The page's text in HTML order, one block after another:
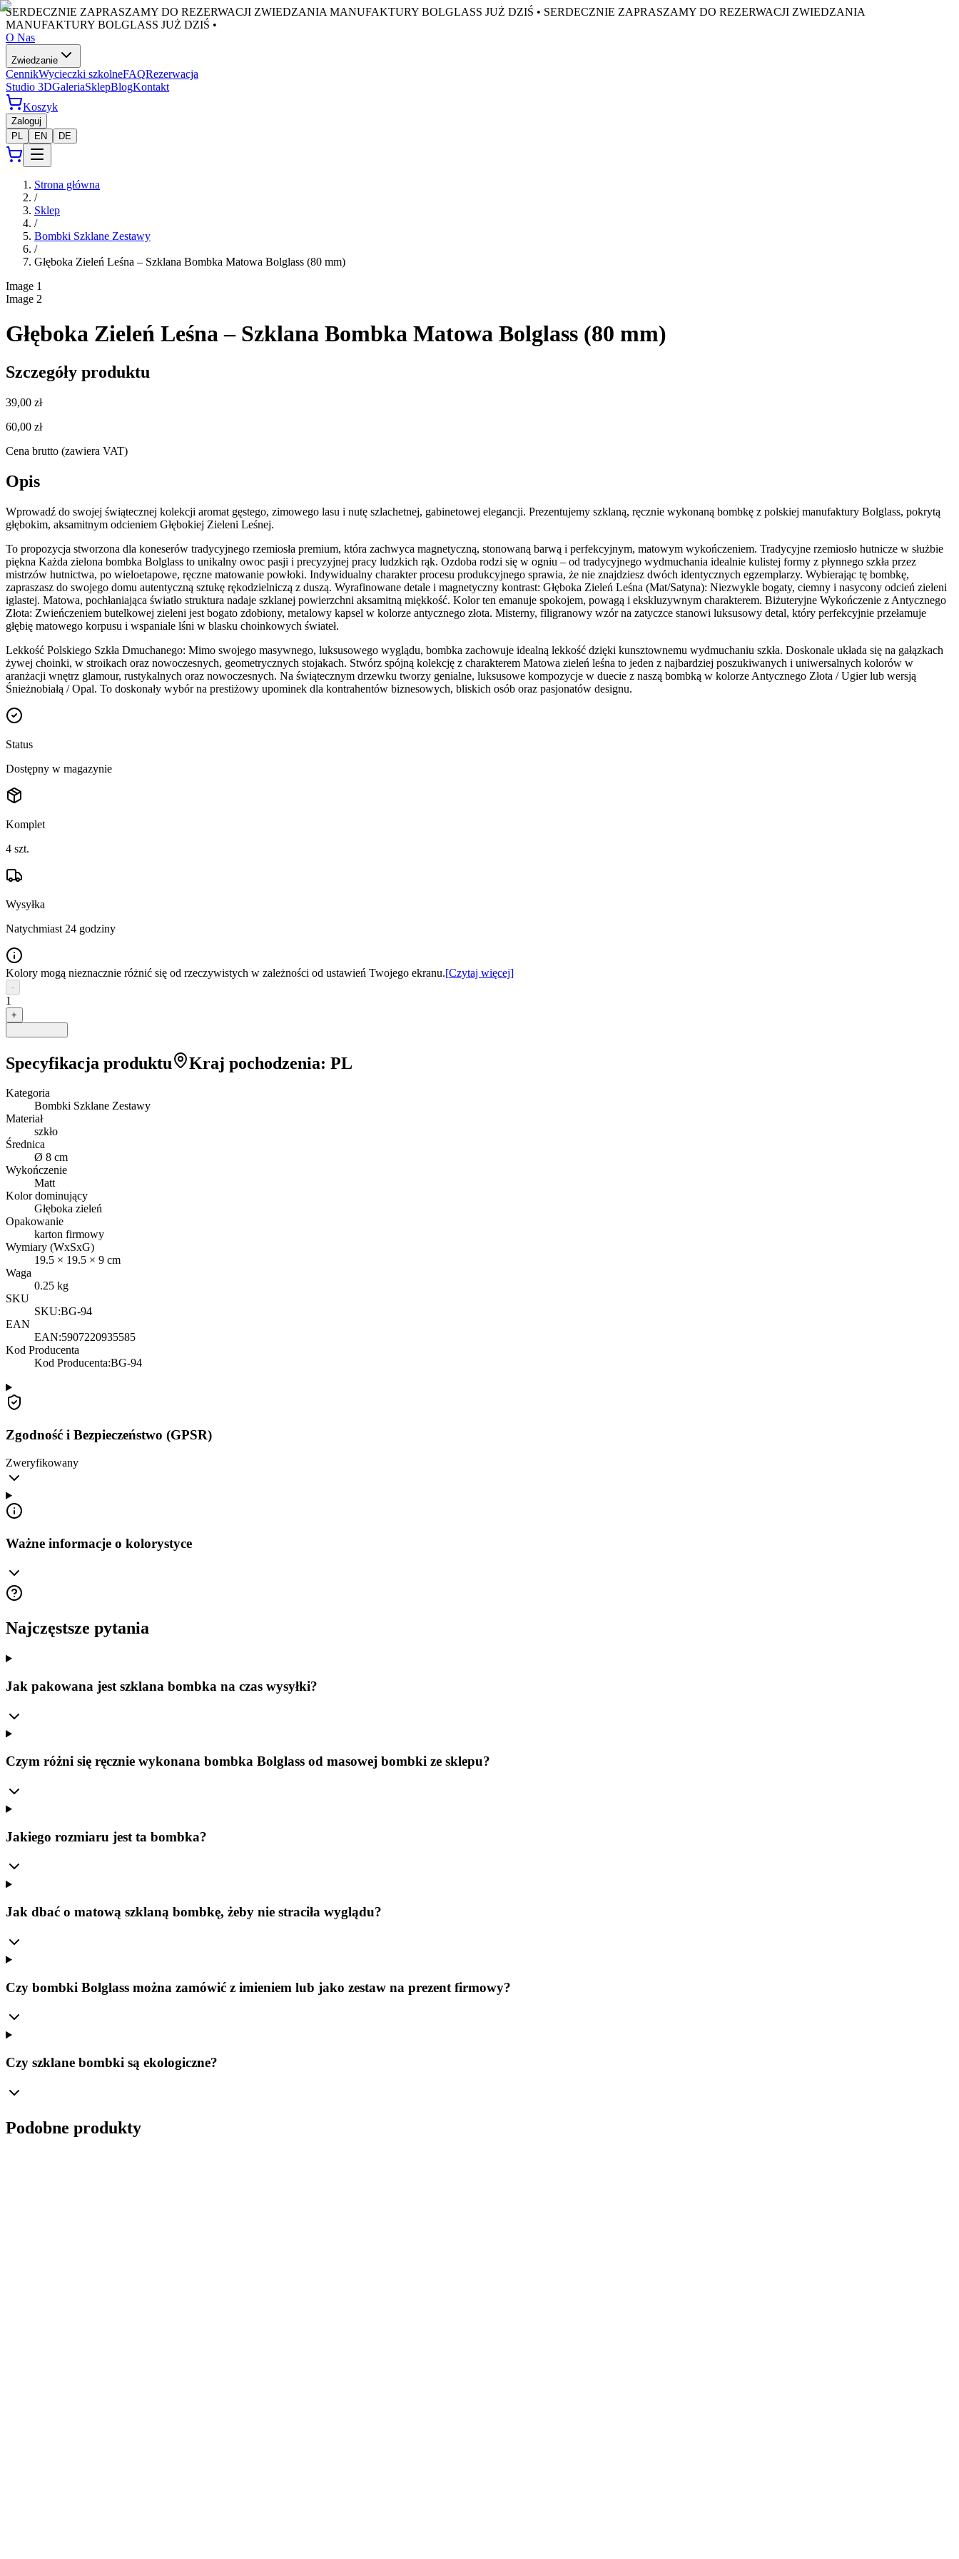
SERDECZNIE ZAPRASZAMY DO REZERWACJI ZWIEDZANIA MANUFAKTURY BOLGLASS JUŻ DZIŚ • SERDECZNIE ZAPRASZAMY DO REZERWACJI ZWIEDZANIA
MANUFAKTURY BOLGLASS JUŻ DZIŚ •
O Nas
Zwiedzanie
CennikWycieczki szkolneFAQRezerwacja
Studio 3DGaleriaSklepBlogKontakt
Koszyk
Zaloguj
PL
EN DE
Strona główna
/
Sklep
/
Bombki Szklane Zestawy
/
Głęboka Zieleń Leśna – Szklana Bombka Matowa Bolglass (80 mm)
Image 1
Image 2
Głęboka Zieleń Leśna – Szklana Bombka Matowa Bolglass (80 mm)
Szczegóły produktu
39,00 zł
60,00 zł
Cena brutto (zawiera VAT)
Opis
Wprowadź do swojej świątecznej kolekcji aromat gęstego, zimowego lasu i nutę szlachetnej, gabinetowej elegancji. Prezentujemy szklaną, ręcznie wykonaną bombkę z polskiej manufaktury Bolglass, pokrytą
głębokim, aksamitnym odcieniem Głębokiej Zieleni Leśnej.
To propozycja stworzona dla koneserów tradycyjnego rzemiosła premium, która zachwyca magnetyczną, stonowaną barwą i perfekcyjnym, matowym wykończeniem. Tradycyjne rzemiosło hutnicze w służbie
piękna Każda zielona bombka Bolglass to unikalny owoc pasji i precyzyjnej pracy ludzkich rąk. Ozdoba rodzi się w ogniu – od tradycyjnego wydmuchania idealnie kulistej formy z płynnego szkła przez
mistrzów hutnictwa, po wieloetapowe, ręczne matowanie powłoki. Indywidualny charakter procesu produkcyjnego sprawia, że nie znajdziesz dwóch identycznych egzemplarzy. Wybierając tę bombkę,
zapraszasz do swojego domu autentyczną sztukę rękodzielniczą z duszą. Wyrafinowane detale i magnetyczny kontrast: Głęboka Zieleń Leśna (Mat/Satyna): Niezwykle bogaty, ciemny i nasycony odcień zieleni
iglastej. Matowa, pochłaniająca światło struktura nadaje szklanej powierzchni aksamitną miękkość. Kolor ten emanuje spokojem, powagą i ekskluzywnym charakterem. Biżuteryjne Wykończenie z Antycznego
Złota: Zwieńczeniem butelkowej zieleni jest bogato zdobiony, metalowy kapsel w kolorze antycznego złota. Misterny, filigranowy wzór na zatyczce stanowi luksusowy detal, który perfekcyjnie przełamuje
głębię matowego korpusu i wspaniale lśni w blasku choinkowych świateł.
Lekkość Polskiego Szkła Dmuchanego: Mimo swojego masywnego, luksusowego wyglądu, bombka zachowuje idealną lekkość dzięki kunsztownemu wydmuchaniu szkła. Doskonale układa się na gałązkach
żywej choinki, w stroikach oraz nowoczesnych, geometrycznych stojakach. Stwórz spójną kolekcję z charakterem Matowa zieleń leśna to jeden z najbardziej poszukiwanych i uniwersalnych kolorów w
aranżacji wnętrz glamour, rustykalnych oraz nowoczesnych. Na świątecznym drzewku tworzy genialne, luksusowe kompozycje w duecie z naszą bombką w kolorze Antycznego Złota / Ugier lub wersją
Śnieżnobiałą / Opal. To doskonały wybór na prestiżowy upominek dla kontrahentów biznesowych, bliskich osób oraz pasjonatów designu.
Status
Dostępny w magazynie
Komplet
4 szt.
Wysyłka
Natychmiast 24 godziny
Kolory mogą nieznacznie różnić się od rzeczywistych w zależności od ustawień Twojego ekranu.[Czytaj więcej]
-
1
+
Specyfikacja produktu Kraj pochodzenia: PL
Kategoria
Bombki Szklane Zestawy
Materiał
szkło
Średnica
Ø 8 cm
Wykończenie
Matt
Kolor dominujący
Głęboka zieleń
Opakowanie
karton firmowy
Wymiary (WxSxG)
19.5 × 19.5 × 9 cm
Waga
0.25 kg
SKU
SKU:BG-94
EAN
EAN:5907220935585
Kod Producenta
Kod Producenta:BG-94
Zgodność i Bezpieczeństwo (GPSR)
Zweryfikowany
Ważne informacje o kolorystyce
Najczęstsze pytania
Jak pakowana jest szklana bombka na czas wysyłki?
Czym różni się ręcznie wykonana bombka Bolglass od masowej bombki ze sklepu?
Jakiego rozmiaru jest ta bombka?
Jak dbać o matową szklaną bombkę, żeby nie straciła wyglądu?
Czy bombki Bolglass można zamówić z imieniem lub jako zestaw na prezent firmowy?
Czy szklane bombki są ekologiczne?
Podobne produkty